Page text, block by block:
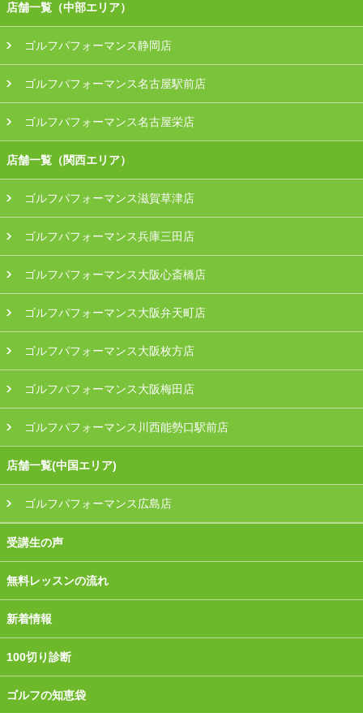
店舗一覧（中部エリア）
ゴルフパフォーマンス静岡店
ゴルフパフォーマンス名古屋駅前店
ゴルフパフォーマンス名古屋栄店
店舗一覧（関西エリア）
ゴルフパフォーマンス滋賀草津店
ゴルフパフォーマンス兵庫三田店
ゴルフパフォーマンス大阪心斎橋店
ゴルフパフォーマンス大阪弁天町店
ゴルフパフォーマンス大阪枚方店
ゴルフパフォーマンス大阪梅田店
ゴルフパフォーマンス川西能勢口駅前店
店舗一覧(中国エリア)
ゴルフパフォーマンス広島店
受講生の声
無料レッスンの流れ
新着情報
100切り診断
ゴルフの知恵袋